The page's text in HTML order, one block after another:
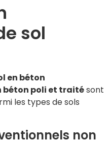
sol
en béton
béton poli et traitésont
les types de sols
non